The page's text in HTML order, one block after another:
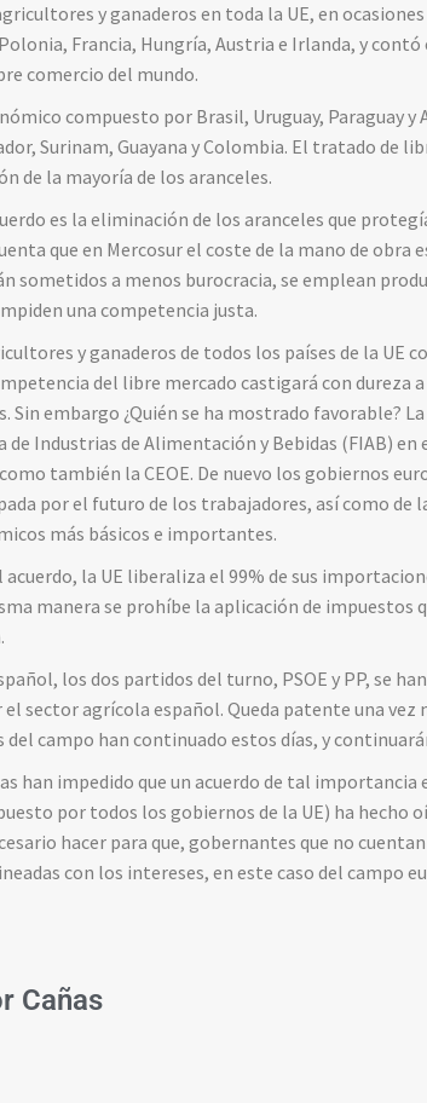
y ganaderos en toda la UE, en
Francia, Hungría, Austria e Irlanda, y contó
comercio del mundo.
compuesto por Brasil, Uruguay, Paraguay
Surinam, Guayana y Colombia. El tratado de
de la mayoría de los aranceles.
es la eliminación de los aranceles que
que en Mercosur el coste de la mano de obra
sometidos a menos burocracia, se emplean
una competencia justa.
y ganaderos de todos los países de la UE
del libre mercado castigará con dureza
Sin embargo ¿Quién se ha mostrado favorable?
de Industrias de Alimentación y Bebidas (FIAB)
también la CEOE. De nuevo los gobiernos
por el futuro de los trabajadores, así como de
más básicos e importantes.
la UE liberaliza el 99% de sus
manera se prohíbe la aplicación de impuestos
los dos partidos del turno, PSOE y PP, se
sector agrícola español. Queda patente una vez
campo han continuado estos días, y
han impedido que un acuerdo de tal importancia
por todos los gobiernos de la UE) ha hecho
hacer para que, gobernantes que no
con los intereses, en este caso del campo
Cañas